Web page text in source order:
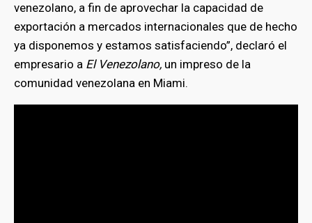
venezolano, a fin de aprovechar la capacidad de
exportación a mercados internacionales que de hecho
ya disponemos y estamos satisfaciendo”, declaró el
empresario a El Venezolano, un impreso de la
comunidad venezolana en Miami.